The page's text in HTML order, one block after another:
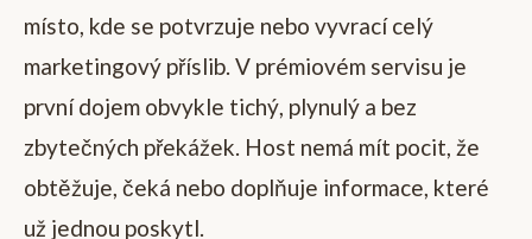
místo, kde se potvrzuje nebo vyvrací celý
marketingový příslib. V prémiovém servisu je
první dojem obvykle tichý, plynulý a bez
zbytečných překážek. Host nemá mít pocit, že
obtěžuje, čeká nebo doplňuje informace, které
už jednou poskytl.